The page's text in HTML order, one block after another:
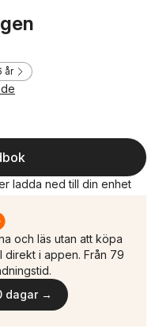
år
ladda ned till din enhet
och läs utan att köpa
i appen. Från 79
dagar →